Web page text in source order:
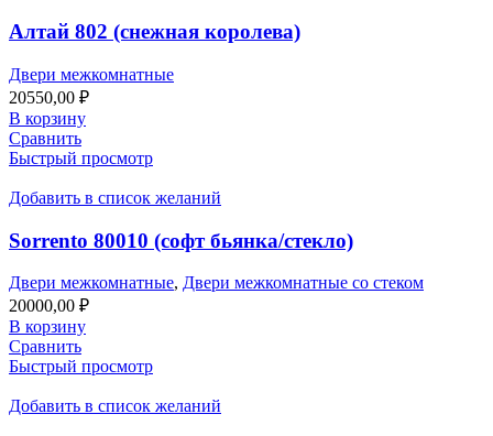
Алтай 802 (снежная королева)
Двери межкомнатные
20550,00 ₽
В корзину
Сравнить
Быстрый просмотр
Добавить в список желаний
Sorrento 80010 (софт бьянка/стекло)
Двери межкомнатные, Двери межкомнатные со стеком
20000,00 ₽
В корзину
Сравнить
Быстрый просмотр
Добавить в список желаний